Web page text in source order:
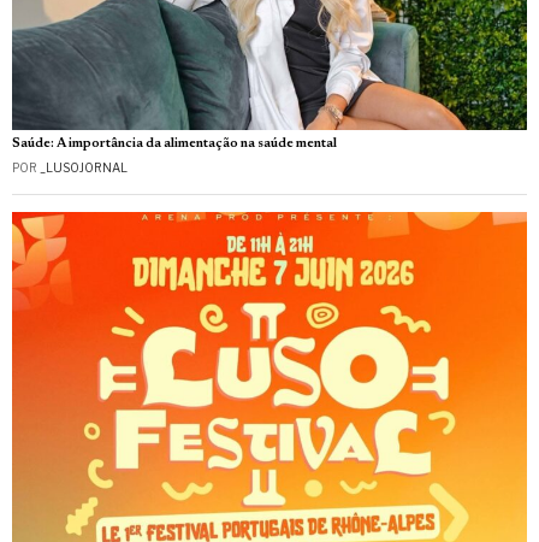
Saúde: A importância da alimentação na saúde mental
POR _LUSOJORNAL